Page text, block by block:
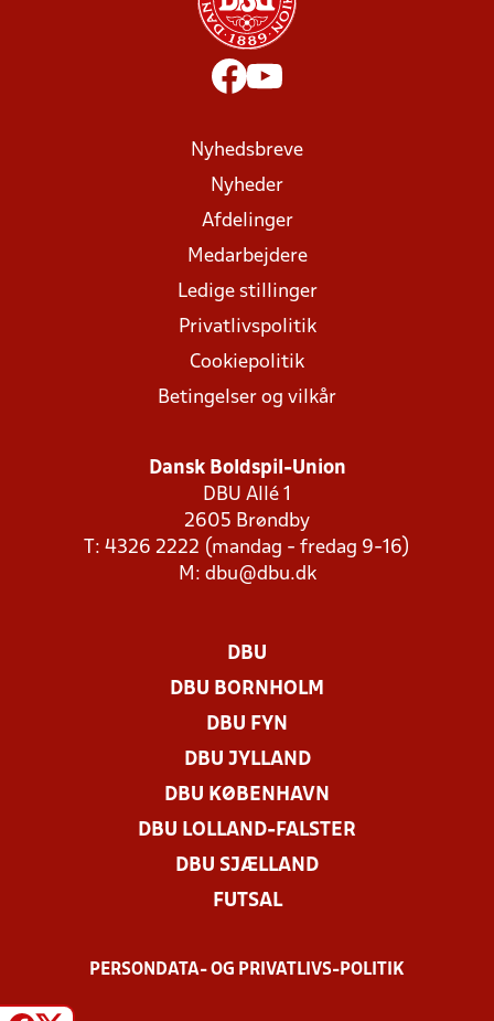
Nyhedsbreve
Nyheder
Afdelinger
Medarbejdere
Ledige stillinger
Privatlivspolitik
Cookiepolitik
Betingelser og vilkår
Dansk Boldspil-Union
DBU Allé 1
2605 Brøndby
T: 4326 2222 (mandag - fredag 9-16)
M: dbu@dbu.dk
DBU
DBU BORNHOLM
DBU FYN
DBU JYLLAND
DBU KØBENHAVN
DBU LOLLAND-FALSTER
DBU SJÆLLAND
FUTSAL
PERSONDATA- OG PRIVATLIVS-POLITIK